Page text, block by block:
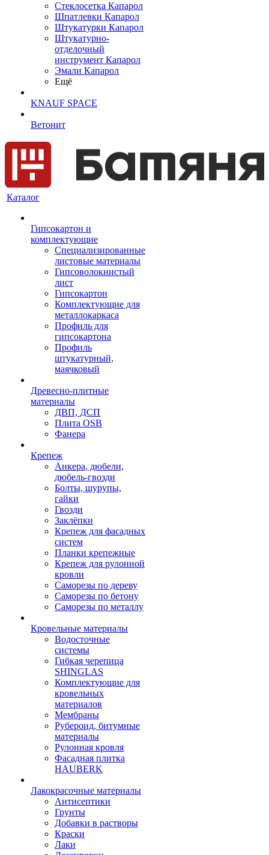
Cтеклосетка Капарол
Шпатлевки Капарол
Штукатурки Капарол
Штукатурно-
отделочный
инструмент Капарол
Эмали Капарол
Ещё
KNAUF SPACE
Ветонит
Каталог
Гипсокартон и
комплектующие
Специализированные
листовые материалы
Гипсоволокнистый
лист
Гипсокартон
Комплектующие для
металлокаркаса
Профиль для
гипсокартона
Профиль
штукатурный,
маячковый
Древесно-плитные
материалы
ДВП, ДСП
Плита OSB
Фанера
Крепеж
Анкера, дюбели,
дюбель-гвозди
Болты, шурупы,
гайки
Гвозди
Заклёпки
Крепеж для фасадных
систем
Планки крепежные
Крепеж для рулонной
кровли
Саморезы по дереву
Саморезы по бетону
Саморезы по металлу
Кровельные материалы
Водосточные
системы
Гибкая черепица
SHINGLAS
Комплектующие для
кровельных
материалов
Мембраны
Рубероид, битумные
материалы
Рулонная кровля
Фасадная плитка
HAUBERK
Лакокрасочные материалы
Антисептики
Грунты
Добавки в растворы
Краски
Лаки